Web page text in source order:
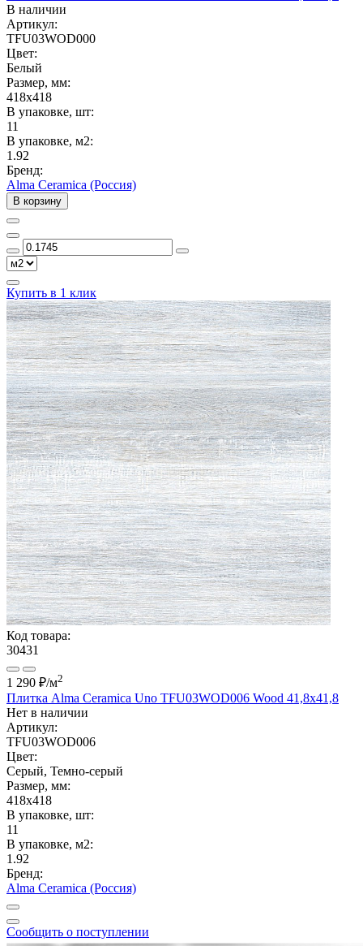
В наличии
Артикул:
TFU03WOD000
Цвет:
Белый
Размер, мм:
418x418
В упаковке, шт:
11
В упаковке, м2:
1.92
Бренд:
Alma Ceramica (Россия)
В корзину
Купить в 1 клик
Код товара:
30431
1 290 ₽/м2
Плитка Alma Ceramica Uno TFU03WOD006 Wood 41,8x41,8
Нет в наличии
Артикул:
TFU03WOD006
Цвет:
Серый, Темно-серый
Размер, мм:
418x418
В упаковке, шт:
11
В упаковке, м2:
1.92
Бренд:
Alma Ceramica (Россия)
Сообщить о поступлении